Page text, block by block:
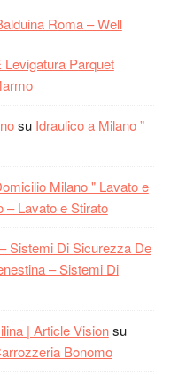
Roma – Well
Parquet
su Idraulico a Milano ”
Milano " Lavato e
– Lavato e Stirato
Sistemi Di Sicurezza De
– Sistemi Di
| Article Visionsu
Bonomo